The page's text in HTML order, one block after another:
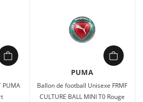
PUMA
PUMA
Ballon de football Unisexe FRMF
CULTURE BALL MINI T0 Rouge